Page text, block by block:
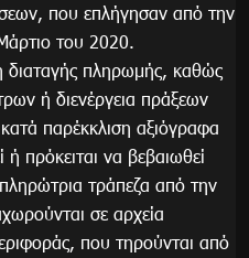
που επλήγησαν από την
του 2020.
διαταγής πληρωμής, καθώς
ή διενέργεια πράξεων
παρέκκλιση αξιόγραφα
πρόκειται να βεβαιωθεί
τράπεζα από την
σε αρχεία
που τηρούνται από